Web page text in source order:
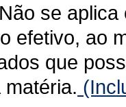
Não se
efetivo, ao
que